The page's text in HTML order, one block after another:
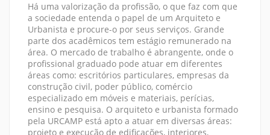
Há uma valorização da profissão, o que faz com que
a sociedade entenda o papel de um Arquiteto e
Urbanista e procure-o por seus serviços. Grande
parte dos acadêmicos tem estágio remunerado na
área. O mercado de trabalho é abrangente, onde o
profissional graduado pode atuar em diferentes
áreas como: escritórios particulares, empresas da
construção civil, poder público, comércio
especializado em móveis e materiais, perícias,
ensino e pesquisa. O arquiteto e urbanista formado
pela URCAMP está apto a atuar em diversas áreas:
projeto e execução de edificações, interiores,